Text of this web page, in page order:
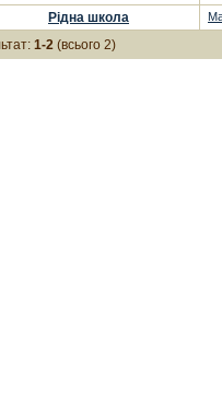
Рідна школа
1-2 (всього 2)